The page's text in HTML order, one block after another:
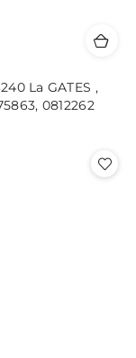
La GATES ,
0812262